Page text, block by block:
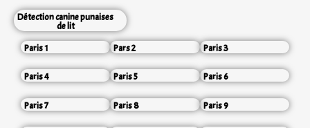
Détection canine punaises
de lit
Paris 1
Pars 2 Paris 3
Paris 4 Paris 5 Paris 6
Paris 7 Paris 8 Paris 9